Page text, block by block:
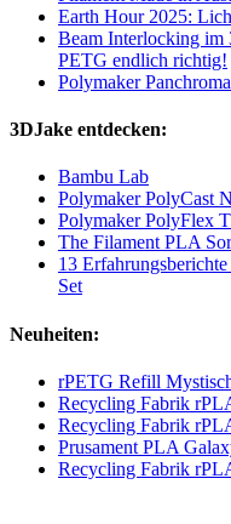
Earth Hour 2025:
Beam Interlocking
PETG endlich richtig!
Polymaker
3DJake entdecken:
Bambu Lab
Polymaker PolyCast
Polymaker PolyFlex
The Filament PLA
13
Set
Neuheiten:
rPETG Refill
Recycling Fabrik
Recycling Fabrik
Prusament PLA
Recycling Fabrik